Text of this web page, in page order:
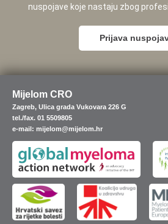
nuspojave koje nastaju zbog
Prijava
Mijelom CRO
Zagreb, Ulica grada Vukovara 226 G
tel./fax. 01 5509805
e-mail: mijelom@mijelom.hr